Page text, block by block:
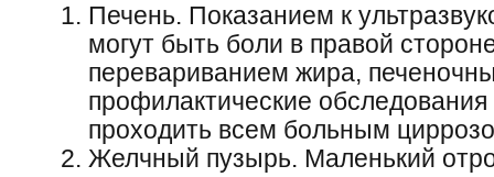
Печень. Показанием к
могут быть боли в правой
перевариванием жира,
профилактические
проходить всем больным
Желчный пузырь. Маленький